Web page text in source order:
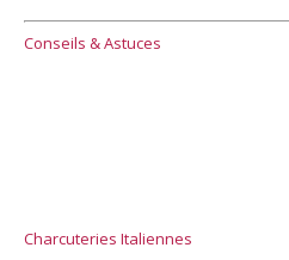
Conseils & Astuces
Charcuteries Italiennes